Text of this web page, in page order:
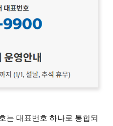
는 대표번호 하나로 통합되